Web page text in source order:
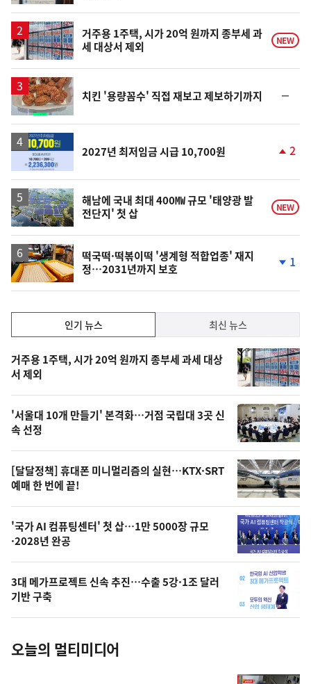
상
승
거주용 1주택, 시가 20억 원까지 종부세 과
세 대상서 제외
NEW
치킨 '용량꼼수' 직접 재보고 제보하기까지
일
2027년 최저임금 시급 10,700원
상
승
2
해남에 국내 최대 400㎿ 규모 '태양광 발
전단지' 첫 삽
NEW
떡국떡·떡볶이떡 '생계형 적합업종' 재지
정…2031년까지 보호
하
락
1
기,
최
신,
오
늘
의
영
상
오
의
사
진
인기 뉴스 최신 뉴스
기
뉴
스
거주용 1주택, 시가 20억 원까지 종부세 과세 대상
서 제외
'서울대 10개 만들기' 본격화…거점 국립대 3곳 신
속 선정
[달달정책] 휴대폰 미니멀리즘의 실현…KTX·SRT
예매 한 번에 끝!
'국가 AI 컴퓨팅센터' 첫 삽…1만 5000장 규모
·2028년 완공
3대 메가프로젝트 신속 추진…수출 5강·1조 달러
기반 구축
오늘의 멀티미디어